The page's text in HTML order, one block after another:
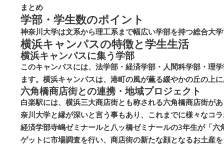
まとめ
学部・学生数のポイント
神奈川大学は文系から理工系まで幅広い学部を持つ総合大
横浜キャンパスの特徴と学生生活
横浜キャンパスに集う学部
このキャンパスには、法学部・経済学部・人間科学部・理
ます。横浜キャンパスは、港町の風が薫る緩やかの丘の上
六角橋商店街との連携・地域プロジェクト
白楽駅には、横浜三大商店街とも称される六角橋商店街が
奈川大学と縁が深いと言う事もあり、これまでに様々なコ
経済学部寺嶋ゼミナールと八ッ橋ゼミナールの3年生が「
ゲットに市場調査を行い、商店街の新たな顔となるお土産